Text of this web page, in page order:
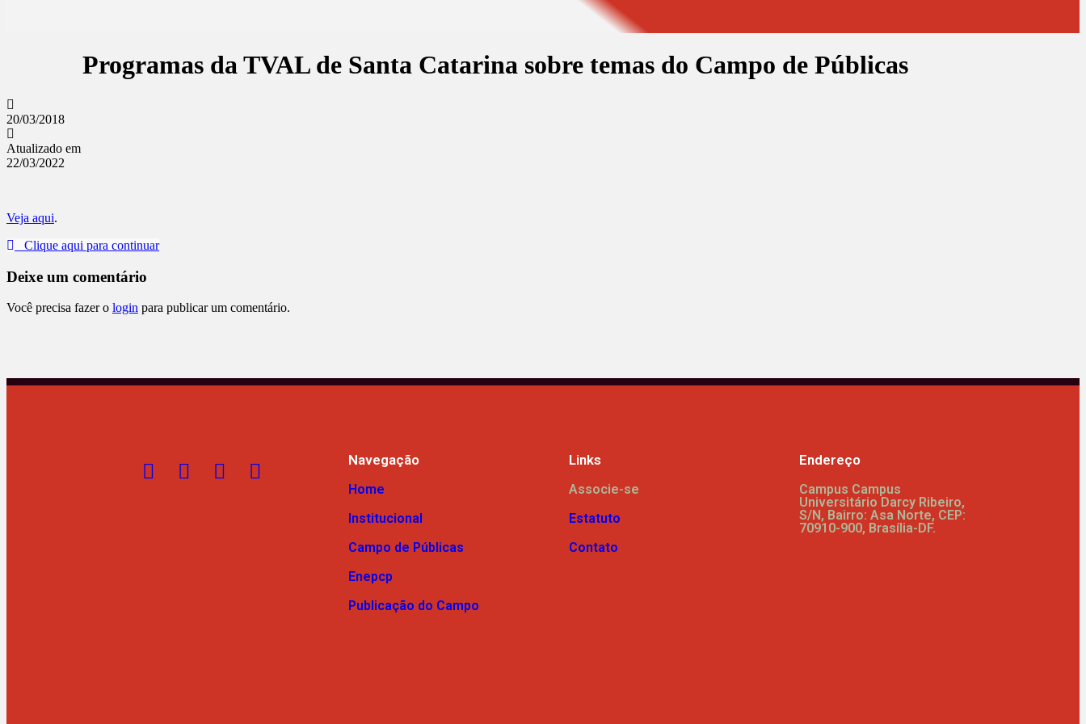
Programas da TVAL de Santa Catarina sobre temas do Campo de Públicas
20/03/2018
Atualizado em
22/03/2022
Veja aqui.
Clique aqui para continuar
Deixe um comentário
Você precisa fazer o login para publicar um comentário.
Navegação
Home
Institucional
Campo de Públicas
Enepcp
Publicação do Campo
Links
Associe-se
Estatuto
Contato
Endereço
Campus Campus
Universitário Darcy Ribeiro,
S/N, Bairro: Asa Norte, CEP:
70910-900, Brasília-DF.